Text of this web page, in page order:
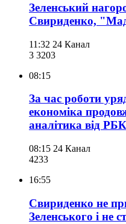
Зеленський
Свириденко,
11:32 24 Канал
3 3203
08:15
За час роботи
економіка
аналітика від
08:15 24 Канал
4233
16:55
Свириденко не
Зеленського і